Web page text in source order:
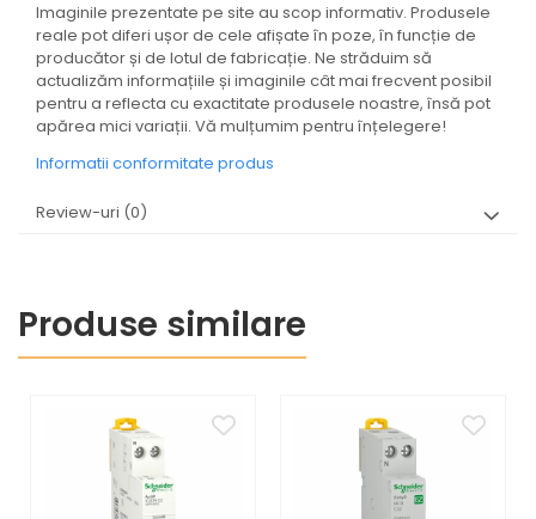
Imaginile prezentate pe site au scop informativ. Produsele
reale pot diferi ușor de cele afișate în poze, în funcție de
producător și de lotul de fabricație. Ne străduim să
actualizăm informațiile și imaginile cât mai frecvent posibil
pentru a reflecta cu exactitate produsele noastre, însă pot
apărea mici variații. Vă mulțumim pentru înțelegere!
Informatii conformitate produs
Review-uri (0)
Produse similare